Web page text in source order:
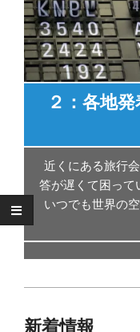
２：各地
近くにある旅行
答が遅くて困って
いつでも世界の
新着情報